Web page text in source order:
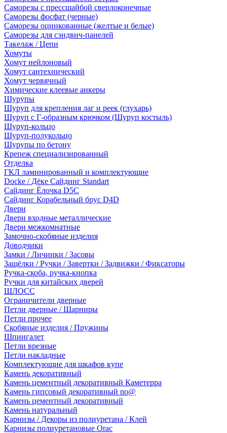
Саморезы с прессшайбой сверлоконечные
Саморезы фосфат (черные)
Саморезы оцинкованные (желтые и белые)
Саморезы для сэндвич-панелей
Такелаж / Цепи
Хомуты
Хомут нейлоновый
Хомут сантехнический
Хомут червячный
Химические клеевые анкеры
Шурупы
Шуруп для крепления лаг и реек (глухарь)
Шуруп с Г-образным крючком (Шуруп костыль)
Шуруп-кольцо
Шуруп-полукольцо
Шурупы по бетону
Крепеж специализированный
Отделка
ГКЛ ламинированный и комплектующие
Docke / Дёке Сайдинг Standart
Сайдинг Ёлочка D5C
Сайдинг Корабельный брус D4D
Двери
Двери входные металлические
Двери межкомнатные
Замочно-скобяные изделия
Доводчики
Замки / Личинки / Засовы
Защёлки / Ручки / Завертки / Задвижки / Фиксаторы
Ручка-скоба, ручка-кнопка
Ручки для китайских дверей
ШЛОСС
Ограничители дверные
Петли дверные / Шарниры
Петли прочее
Скобяные изделия / Пружины
Шпингалет
Петли врезные
Петли накладные
Комплектующие для шкафов купе
Камень декоративный
Камень цементный декоративный Каметерра
Камень гипсовый декоративный no@
Камень цементный декоративный
Камень натуральный
Карнизы / Декоры из полиуретана / Клей
Карнизы полиуретановые Orac